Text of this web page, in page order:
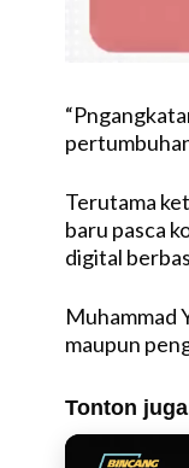
Terutama
baru pasca
digital
Muhammad
maupun
Tonton